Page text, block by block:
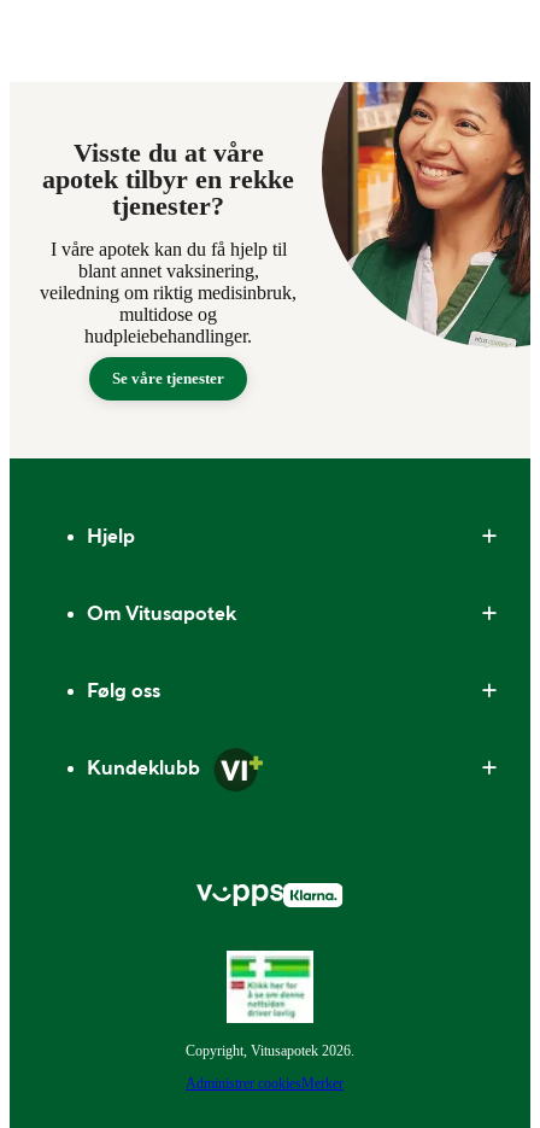
Visste du at våre
apotek tilbyr en rekke
tjenester?
I våre apotek kan du få hjelp til
blant annet vaksinering,
veiledning om riktig medisinbruk,
multidose og
hudpleiebehandlinger.
Se våre tjenester
Hjelp
Om Vitusapotek
Følg oss
Kundeklubb
Copyright, Vitusapotek 2026.
Administrer cookiesMerker